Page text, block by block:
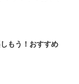
もう！おすすめ